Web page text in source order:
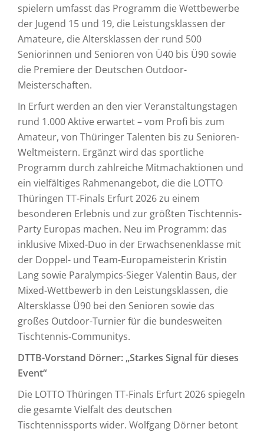
spielern umfasst das Programm die Wettbewerbe
der Jugend 15 und 19, die Leistungsklassen der
Amateure, die Altersklassen der rund 500
Seniorinnen und Senioren von Ü40 bis Ü90 sowie
die Premiere der Deutschen Outdoor-
Meisterschaften.
In Erfurt werden an den vier Veranstaltungstagen
rund 1.000 Aktive erwartet – vom Profi bis zum
Amateur, von Thüringer Talenten bis zu Senioren-
Weltmeistern. Ergänzt wird das sportliche
Programm durch zahlreiche Mitmachaktionen und
ein vielfältiges Rahmenangebot, die die LOTTO
Thüringen TT-Finals Erfurt 2026 zu einem
besonderen Erlebnis und zur größten Tischtennis-
Party Europas machen. Neu im Programm: das
inklusive Mixed-Duo in der Erwachsenenklasse mit
der Doppel- und Team-Europameisterin Kristin
Lang sowie Paralympics-Sieger Valentin Baus, der
Mixed-Wettbewerb in den Leistungsklassen, die
Altersklasse Ü90 bei den Senioren sowie das
großes Outdoor-Turnier für die bundesweiten
Tischtennis-Communitys.
DTTB-Vorstand Dörner: „Starkes Signal für dieses
Event“
Die LOTTO Thüringen TT-Finals Erfurt 2026 spiegeln
die gesamte Vielfalt des deutschen
Tischtennissports wider. Wolfgang Dörner betont